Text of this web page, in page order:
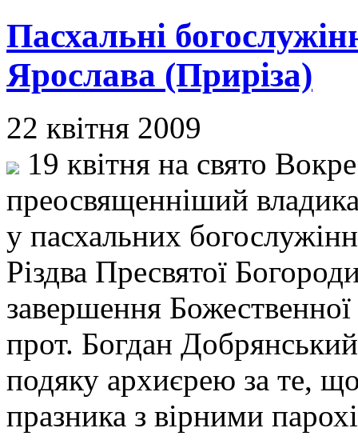
Пасхальні
Ярослава (Приріза)
22 квітня 2009
19 квітня на свято
преосвященніший
у пасхальних
Різдва Пресвятої
завершення Божественної
прот. Богдан
подяку архиєрею за те,
празника з вірними